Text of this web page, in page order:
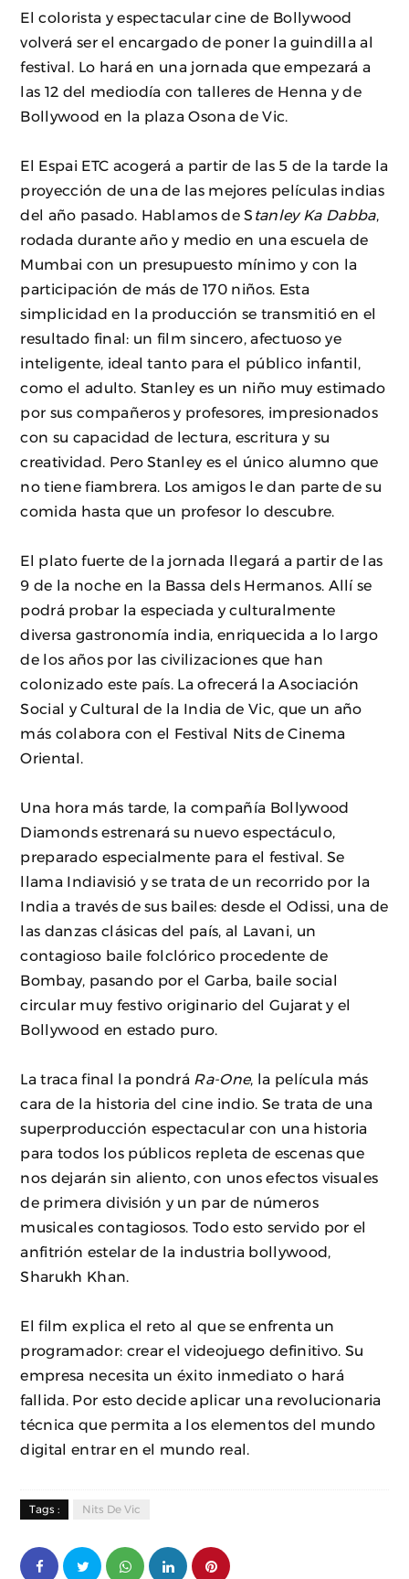
El colorista y espectacular cine de Bollywood
volverá ser el encargado de poner la guindilla al
festival. Lo hará en una jornada que empezará a
las 12 del mediodía con talleres de Henna y de
Bollywood en la plaza Osona de Vic.
El Espai ETC acogerá a partir de las 5 de la tarde la
proyección de una de las mejores películas indias
del año pasado. Hablamos de S tanley Ka Dabba,
rodada durante año y medio en una escuela de
Mumbai con un presupuesto mínimo y con la
participación de más de 170 niños. Esta
simplicidad en la producción se transmitió en el
resultado final: un film sincero, afectuoso ye
inteligente, ideal tanto para el público infantil,
como el adulto. Stanley es un niño muy estimado
por sus compañeros y profesores, impresionados
con su capacidad de lectura, escritura y su
creatividad. Pero Stanley es el único alumno que
no tiene fiambrera. Los amigos le dan parte de su
comida hasta que un profesor lo descubre.
El plato fuerte de la jornada llegará a partir de las
9 de la noche en la Bassa dels Hermanos. Allí se
podrá probar la especiada y culturalmente
diversa gastronomía india, enriquecida a lo largo
de los años por las civilizaciones que han
colonizado este país. La ofrecerá la Asociación
Social y Cultural de la India de Vic, que un año
más colabora con el Festival Nits de Cinema
Oriental.
Una hora más tarde, la compañía Bollywood
Diamonds estrenará su nuevo espectáculo,
preparado especialmente para el festival. Se
llama Indiavisió y se trata de un recorrido por la
India a través de sus bailes: desde el Odissi, una de
las danzas clásicas del país, al Lavani, un
contagioso baile folclórico procedente de
Bombay, pasando por el Garba, baile social
circular muy festivo originario del Gujarat y el
Bollywood en estado puro.
La traca final la pondrá Ra-One, la película más
cara de la historia del cine indio. Se trata de una
superproducción espectacular con una historia
para todos los públicos repleta de escenas que
nos dejarán sin aliento, con unos efectos visuales
de primera división y un par de números
musicales contagiosos. Todo esto servido por el
anfitrión estelar de la industria bollywood,
Sharukh Khan.
El film explica el reto al que se enfrenta un
programador: crear el videojuego definitivo. Su
empresa necesita un éxito inmediato o hará
fallida. Por esto decide aplicar una revolucionaria
técnica que permita a los elementos del mundo
digital entrar en el mundo real.
Tags : Nits De Vic